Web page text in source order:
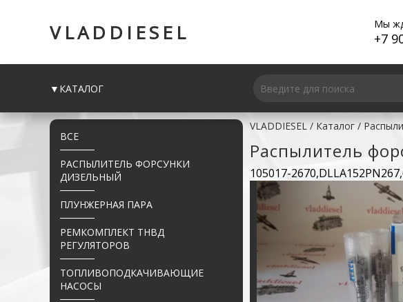
VLADDIESEL Мы
+7
▼КАТАЛОГ
ВСЕ
РАСПЫЛИТЕЛЬ ФОРСУНКИ
ДИЗЕЛЬНЫЙ
ПЛУНЖЕРНАЯ ПАРА
РЕМКОМПЛЕКТ ТНВД
РЕГУЛЯТОРОВ
ТОПЛИВОПОДКАЧИВАЮЩИЕ
НАСОСЫ
VLADDIESEL/Каталог /
Распылитель
105017-